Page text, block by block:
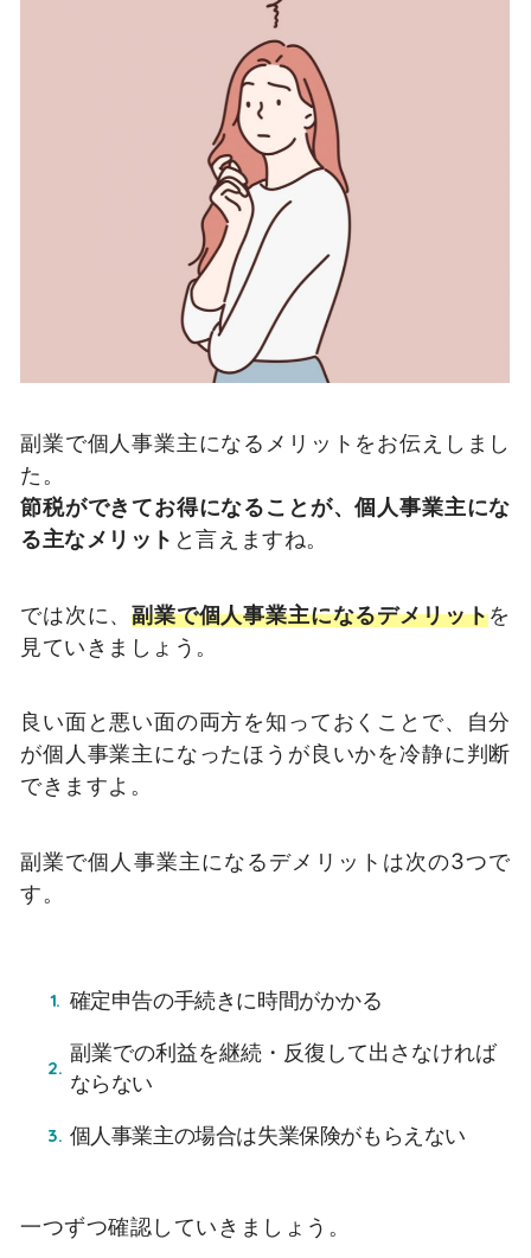
副業で個人事業主になるメリットをお伝えしまし
た。
節税ができてお得になることが、個人事業主にな
る主なメリット と言えますね。
では次に、副業で個人事業主になるデメリットを
見ていきましょう。
良い面と悪い面の両方を知っておくことで、自分
が個人事業主になったほうが良いかを冷静に判断
できますよ。
副業で個人事業主になるデメリットは次の3つで
す。
確定申告の手続きに時間がかかる
副業での利益を継続・反復して出さなければ
ならない
個人事業主の場合は失業保険がもらえない
一つずつ確認していきましょう。